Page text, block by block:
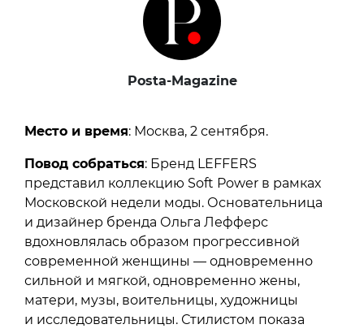
Posta-Magazine
Место и время: Москва, 2 сентября.
Повод собраться: Бренд LEFFERS
представил коллекцию Soft Power в рамках
Московской недели моды. Основательница
и дизайнер бренда Ольга Лефферс
вдохновлялась образом прогрессивной
современной женщины — одновременно
сильной и мягкой, одновременно жены,
матери, музы, воительницы, художницы
и исследовательницы. Стилистом показа